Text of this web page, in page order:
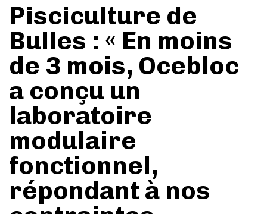
Pisciculture de
Bulles : « En moins
de 3 mois, Ocebloc
a conçu un
laboratoire
modulaire
fonctionnel,
répondant à nos